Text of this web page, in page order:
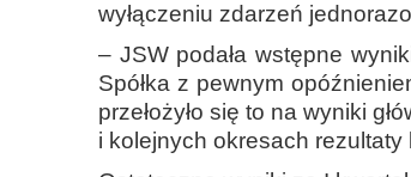
wyłączeniu zdarzeń
– JSW podała wstępne
Spółka z pewnym
przełożyło się to na wyniki
i kolejnych okresach rezultaty